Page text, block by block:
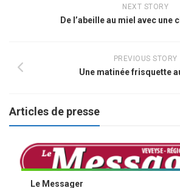
NEXT STORY
De l’abeille au miel avec une
PREVIOUS STORY
Une matinée frisquette
Articles de presse
Le Messager